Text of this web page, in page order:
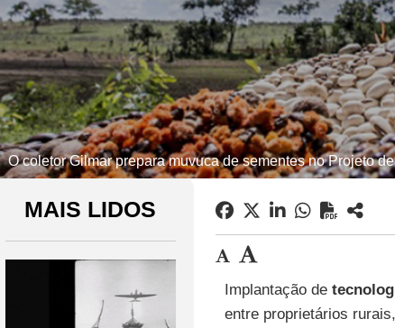
O coletor Gilmar prepara muvuca de sementes no Projeto
MAIS LIDOS
Implantação de
entre proprietários